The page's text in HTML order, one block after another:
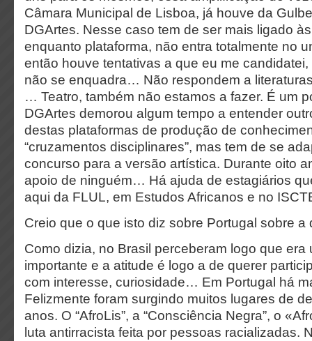
Câmara Municipal de Lisboa, já houve da
DGArtes. Nesse caso tem de ser mais ligado
enquanto plataforma, não entra totalmente no
então houve tentativas a que eu me
não se enquadra… Não respondem a
… Teatro, também não estamos a fazer. É um
DGArtes demorou algum tempo a entender
destas plataformas de produção de
“cruzamentos disciplinares”, mas tem de se
concurso para a versão artística. Durante oito
apoio de ninguém… Há ajuda de estagiários
aqui da FLUL, em Estudos Africanos e no
Creio que o que isto diz sobre Portugal sobre
Como dizia, no Brasil perceberam logo que era
importante e a atitude é logo a de querer
com interesse, curiosidade… Em Portugal há
Felizmente foram surgindo muitos lugares de
anos. O “AfroLis”, a “Consciência Negra”, o
luta antirracista feita por pessoas racializadas.